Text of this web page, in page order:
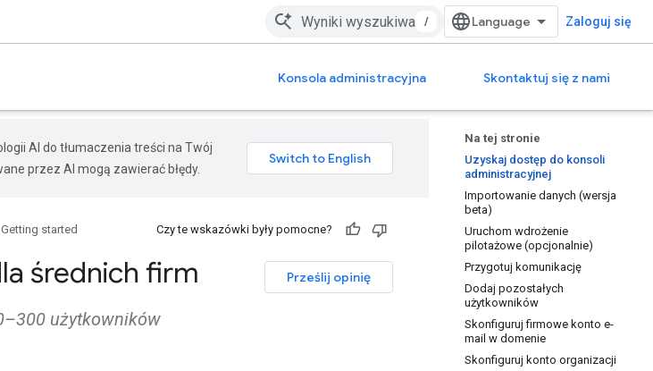
/ Zaloguj się
Konsola administracyjna Skontaktuj się z nami
Na tej stronie
Uzyskaj dostęp do konsoli
administracyjnej
Importowanie danych (wersja
beta)
Uruchom wdrożenie
pilotażowe (opcjonalnie)
Przygotuj komunikację
Dodaj pozostałych
użytkowników
Skonfiguruj firmowe konto e-
mail w domenie
Skonfiguruj konto organizacji
AI do tłumaczenia treści na Twój
przez AI mogą zawierać błędy.
Getting started Czy te wskazówki były pomocne?
Prześlij opinię
średnich firm
użytkowników